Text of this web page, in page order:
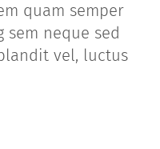
quam semper
neque sed
vel, luctus